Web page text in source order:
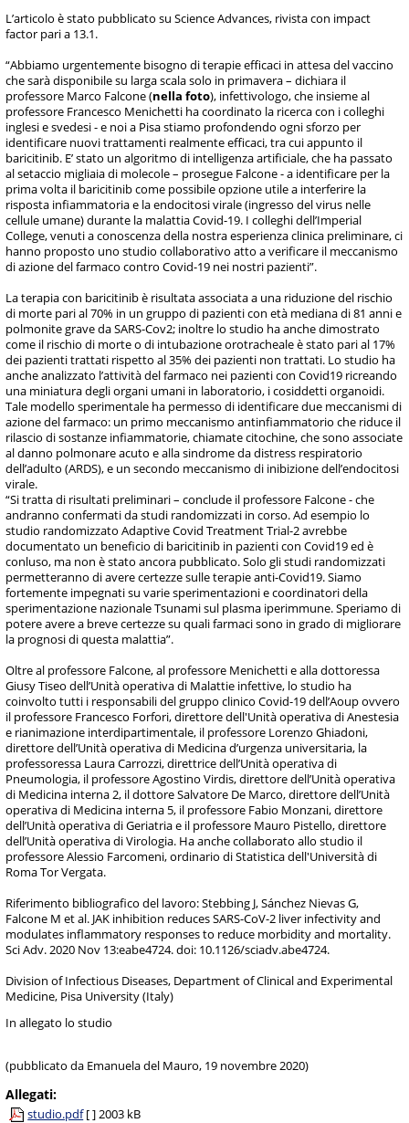
L’articolo è stato pubblicato su Science Advances, rivista con impact
factor pari a 13.1.
“Abbiamo urgentemente bisogno di terapie efficaci in attesa del vaccino
che sarà disponibile su larga scala solo in primavera – dichiara il
professore Marco Falcone (nella foto), infettivologo, che insieme al
professore Francesco Menichetti ha coordinato la ricerca con i colleghi
inglesi e svedesi - e noi a Pisa stiamo profondendo ogni sforzo per
identificare nuovi trattamenti realmente efficaci, tra cui appunto il
baricitinib. E’ stato un algoritmo di intelligenza artificiale, che ha passato
al setaccio migliaia di molecole – prosegue Falcone - a identificare per la
prima volta il baricitinib come possibile opzione utile a interferire la
risposta infiammatoria e la endocitosi virale (ingresso del virus nelle
cellule umane) durante la malattia Covid-19. I colleghi dell’Imperial
College, venuti a conoscenza della nostra esperienza clinica preliminare, ci
hanno proposto uno studio collaborativo atto a verificare il meccanismo
di azione del farmaco contro Covid-19 nei nostri pazienti”.
La terapia con baricitinib è risultata associata a una riduzione del rischio
di morte pari al 70% in un gruppo di pazienti con età mediana di 81 anni e
polmonite grave da SARS-Cov2; inoltre lo studio ha anche dimostrato
come il rischio di morte o di intubazione orotracheale è stato pari al 17%
dei pazienti trattati rispetto al 35% dei pazienti non trattati. Lo studio ha
anche analizzato l’attività del farmaco nei pazienti con Covid19 ricreando
una miniatura degli organi umani in laboratorio, i cosiddetti organoidi.
Tale modello sperimentale ha permesso di identificare due meccanismi di
azione del farmaco: un primo meccanismo antinfiammatorio che riduce il
rilascio di sostanze infiammatorie, chiamate citochine, che sono associate
al danno polmonare acuto e alla sindrome da distress respiratorio
dell’adulto (ARDS), e un secondo meccanismo di inibizione dell’endocitosi
virale.
“Si tratta di risultati preliminari – conclude il professore Falcone - che
andranno confermati da studi randomizzati in corso. Ad esempio lo
studio randomizzato Adaptive Covid Treatment Trial-2 avrebbe
documentato un beneficio di baricitinib in pazienti con Covid19 ed è
conluso, ma non è stato ancora pubblicato. Solo gli studi randomizzati
permetteranno di avere certezze sulle terapie anti-Covid19. Siamo
fortemente impegnati su varie sperimentazioni e coordinatori della
sperimentazione nazionale Tsunami sul plasma iperimmune. Speriamo di
potere avere a breve certezze su quali farmaci sono in grado di migliorare
la prognosi di questa malattia”.
Oltre al professore Falcone, al professore Menichetti e alla dottoressa
Giusy Tiseo dell’Unità operativa di Malattie infettive, lo studio ha
coinvolto tutti i responsabili del gruppo clinico Covid-19 dell’Aoup ovvero
il professore Francesco Forfori, direttore dell'Unità operativa di Anestesia
e rianimazione interdipartimentale, il professore Lorenzo Ghiadoni,
direttore dell’Unità operativa di Medicina d’urgenza universitaria, la
professoressa Laura Carrozzi, direttrice dell’Unità operativa di
Pneumologia, il professore Agostino Virdis, direttore dell’Unità operativa
di Medicina interna 2, il dottore Salvatore De Marco, direttore dell’Unità
operativa di Medicina interna 5, il professore Fabio Monzani, direttore
dell’Unità operativa di Geriatria e il professore Mauro Pistello, direttore
dell’Unità operativa di Virologia. Ha anche collaborato allo studio il
professore Alessio Farcomeni, ordinario di Statistica dell'Università di
Roma Tor Vergata.
Riferimento bibliografico del lavoro: Stebbing J, Sánchez Nievas G,
Falcone M et al. JAK inhibition reduces SARS-CoV-2 liver infectivity and
modulates inflammatory responses to reduce morbidity and mortality.
Sci Adv. 2020 Nov 13:eabe4724. doi: 10.1126/sciadv.abe4724.
Division of Infectious Diseases, Department of Clinical and Experimental
Medicine, Pisa University (Italy)
In allegato lo studio
(pubblicato da Emanuela del Mauro, 19 novembre 2020)
Allegati:
studio.pdf [ ]2003 kB